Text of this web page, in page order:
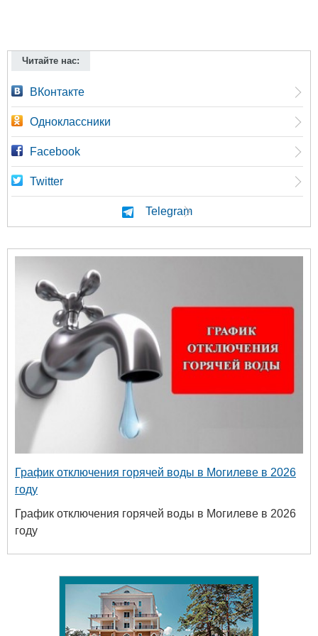
Читайте нас:
ВКонтакте
Одноклассники
Facebook
Twitter
Telegram
График отключения горячей воды в Могилеве в 2026
году
График отключения горячей воды в Могилеве в 2026
году